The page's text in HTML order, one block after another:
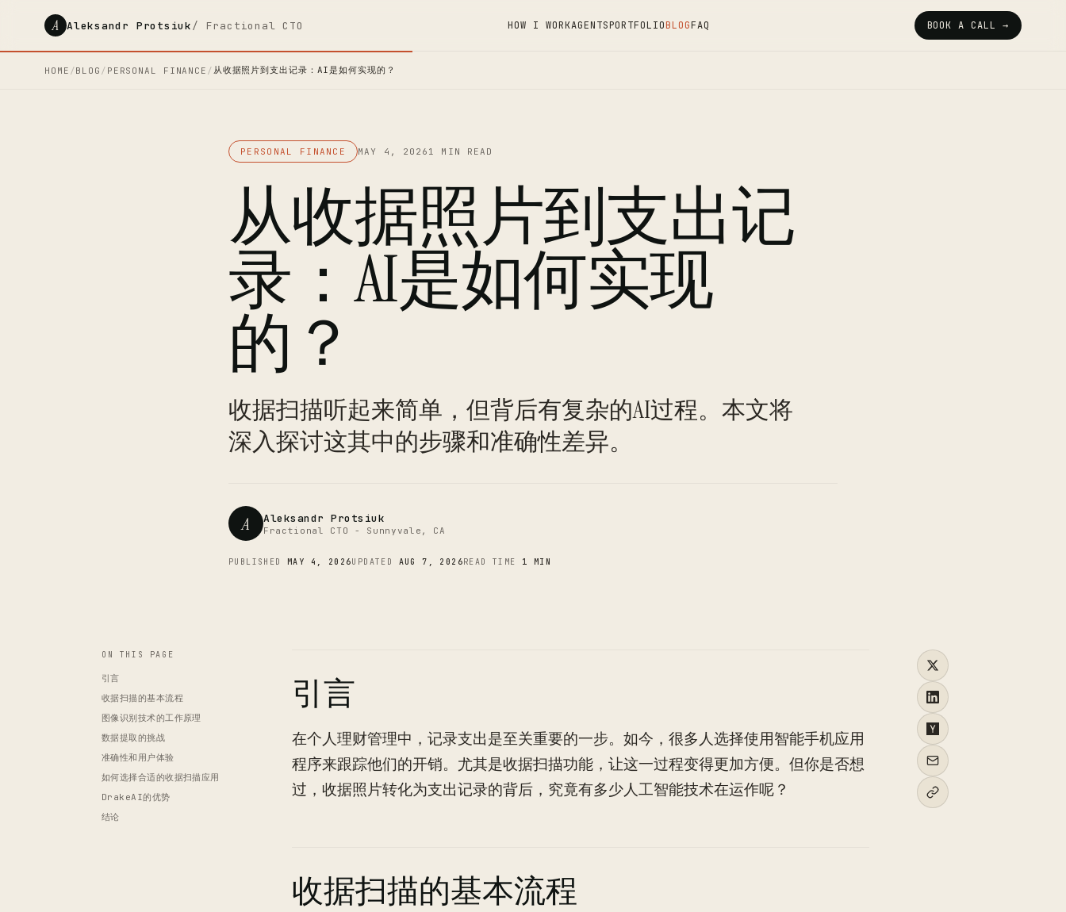
A Aleksandr Protsiuk/ Fractional CTO HOW I WORKAGENTSPORTFOLIOBLOGFAQ BOOK A CALL →
HOME /BLOG / PERSONAL FINANCE / 从收据照片到支出记录：AI是如何实现的？
PERSONAL FINANCE MAY 4, 2026 1 MIN READ
从收据照片到支出记
录：AI是如何实现
的？
收据扫描听起来简单，但背后有复杂的AI过程。本文将
深入探讨这其中的步骤和准确性差异。
A Aleksandr Protsiuk
Fractional CTO - Sunnyvale, CA
PUBLISHED MAY 4, 2026UPDATED AUG 7, 2026READ TIME 1 MIN
CTO
ON THIS PAGE
引言
收据扫描的基本流程
图像识别技术的工作原理
数据提取的挑战
准确性和用户体验
如何选择合适的收据扫描应用
DrakeAI的优势
结论
引言
在个人理财管理中，记录支出是至关重要的一步。如今，很多人选择使用智能手机应用
程序来跟踪他们的开销。尤其是收据扫描功能，让这一过程变得更加方便。但你是否想
过，收据照片转化为支出记录的背后，究竟有多少人工智能技术在运作呢？
收据扫描的基本流程